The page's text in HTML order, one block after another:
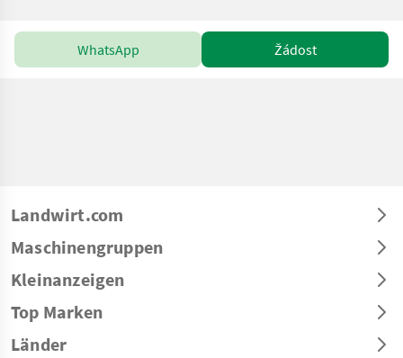
WhatsApp Žádost
Landwirt.com
Maschinengruppen
Kleinanzeigen
Top Marken
Länder